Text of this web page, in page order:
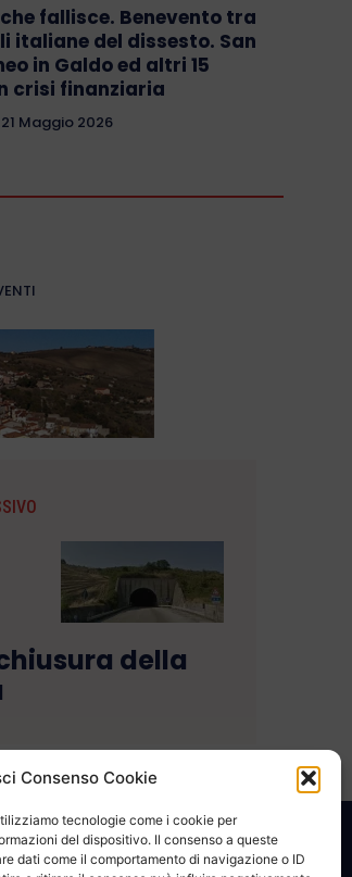
Consenso Cookie
tecnologie come i cookie per
del dispositivo. Il consenso a queste
dati come il comportamento di navigazione o ID
fallisce. Benevento tra
italiane del dissesto. San
in Galdo ed altri 15
crisi finanziaria
21 Maggio 2026
della
CONTATTACI COOKIE POLICY PRIVACY